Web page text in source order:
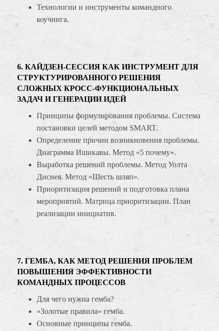
Технологии и инструменты командного
коучинга.
6. КАЙДЗЕН-СЕССИЯ КАК ИНСТРУМЕНТ ДЛЯ
СТРУКТУРИРОВАННОГО РЕШЕНИЯ
СЛОЖНЫХ КРОСС-ФУНКЦИОНАЛЬНЫХ
ЗАДАЧ И ГЕНЕРАЦИИ ИДЕЙ
Принципы формулирования проблемы. Система
постановки целей методом SMART.
Определение причин возникновения проблемы.
Диаграмма Ишикавы. Метод «5 почему».
Выработка решений проблемы. Метод Уолта
Диснея. Метод «Шесть шляп».
Приоритизация решений и подготовка плана
мероприятий. Матрица приоритизации. План
реализации инициатив.
7. ГЕМБА, КАК МЕТОД РЕШЕНИЯ ПРОБЛЕМ
ПОВЫШЕНИЯ ЭФФЕКТИВНОСТИ
КОМАНДНЫХ ПРОЦЕССОВ
Для чего нужна гемба?
«Золотые правила» гемба.
Основные принципы гемба.